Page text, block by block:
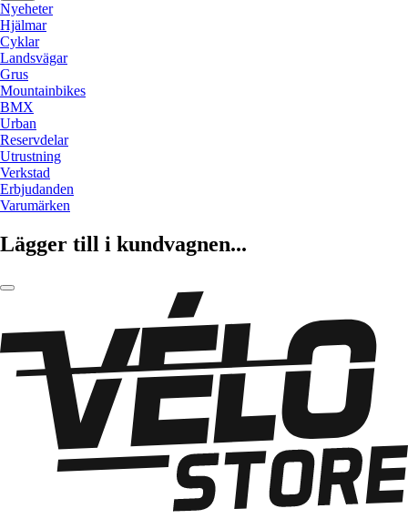
Nyeheter
Hjälmar
Cyklar
Landsvägar
Grus
Mountainbikes
BMX
Urban
Reservdelar
Utrustning
Verkstad
Erbjudanden
Varumärken
Lägger till i kundvagnen...